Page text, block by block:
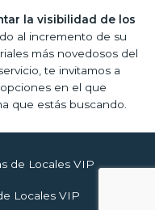
la visibilidad de los
al incremento de su
más novedosos del
te invitamos a
en el que
que estás buscando.
de Locales VIP
Locales VIP